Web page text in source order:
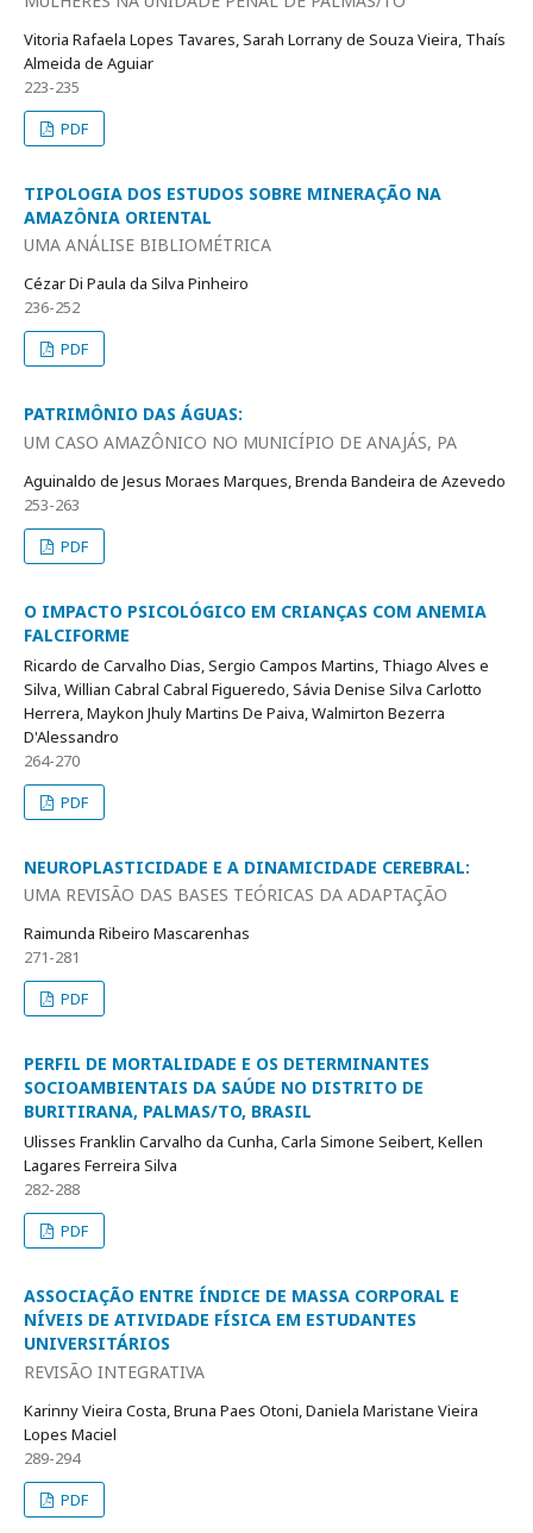
Vitoria Rafaela Lopes Tavares, Sarah Lorrany de Souza Vieira, Thaís
Almeida de Aguiar
223-235
PDF
TIPOLOGIA DOS ESTUDOS SOBRE MINERAÇÃO NA
AMAZÔNIA ORIENTAL
UMA ANÁLISE BIBLIOMÉTRICA
Cézar Di Paula da Silva Pinheiro
236-252
PDF
PATRIMÔNIO DAS ÁGUAS:
UM CASO AMAZÔNICO NO MUNICÍPIO DE ANAJÁS, PA
Aguinaldo de Jesus Moraes Marques, Brenda Bandeira de Azevedo
253-263
PDF
O IMPACTO PSICOLÓGICO EM CRIANÇAS COM ANEMIA
FALCIFORME
Ricardo de Carvalho Dias, Sergio Campos Martins, Thiago Alves e
Silva, Willian Cabral Cabral Figueredo, Sávia Denise Silva Carlotto
Herrera, Maykon Jhuly Martins De Paiva, Walmirton Bezerra
D'Alessandro
264-270
PDF
NEUROPLASTICIDADE E A DINAMICIDADE CEREBRAL:
UMA REVISÃO DAS BASES TEÓRICAS DA ADAPTAÇÃO
Raimunda Ribeiro Mascarenhas
271-281
PDF
PERFIL DE MORTALIDADE E OS DETERMINANTES
SOCIOAMBIENTAIS DA SAÚDE NO DISTRITO DE
BURITIRANA, PALMAS/TO, BRASIL
Ulisses Franklin Carvalho da Cunha, Carla Simone Seibert, Kellen
Lagares Ferreira Silva
282-288
PDF
ASSOCIAÇÃO ENTRE ÍNDICE DE MASSA CORPORAL E
NÍVEIS DE ATIVIDADE FÍSICA EM ESTUDANTES
UNIVERSITÁRIOS
REVISÃO INTEGRATIVA
Karinny Vieira Costa, Bruna Paes Otoni, Daniela Maristane Vieira
Lopes Maciel
289-294
PDF